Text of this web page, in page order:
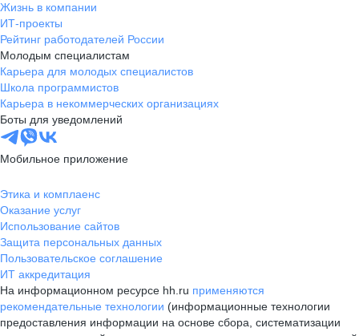
Жизнь в компании
ИТ-проекты
Рейтинг работодателей России
Молодым специалистам
Карьера для молодых специалистов
Школа программистов
Карьера в некоммерческих организациях
Боты для уведомлений
Мобильное приложение
Этика и комплаенс
Оказание услуг
Использование сайтов
Защита персональных данных
Пользовательское соглашение
ИТ аккредитация
На информационном ресурсе hh.ru применяются
рекомендательные технологии (информационные технологии
предоставления информации на основе сбора, систематизации